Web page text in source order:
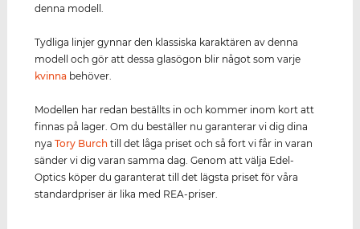
denna modell.
Tydliga linjer gynnar den klassiska karaktären av denna
modell och gör att dessa glasögon blir något som varje
kvinna behöver.
Modellen har redan beställts in och kommer inom kort att
finnas på lager. Om du beställer nu garanterar vi dig dina
nyaTory Burch till det låga priset och så fort vi får in varan
sänder vi dig varan samma dag. Genom att välja Edel-
Optics köper du garanterat till det lägsta priset för våra
standardpriser är lika med REA-priser.